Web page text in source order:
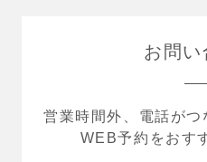
お問い
営業時間外、電話がつ
WEB予約をおす